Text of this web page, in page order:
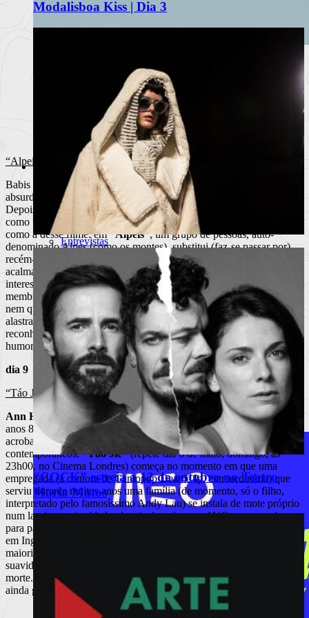
Modalisboa Kiss | Dia 3
Portugal Fashion 2016 – Lisboa
Sanjo e Regula apresentam edição
limitada do Riva Boat Shoe
A colaboração une a herança do calçado português à
linguagem visual do r
+
Notícias
Teatro
Dança
Exposições
Festivais
Entrevistas
“COCK” estreia a 12 de outubro no Teatro
Maria Matos
“Alpeis”, de Yorgos Lanthimos
Babis Makridis, realizador de “L”, tem muito a aprender sobre o
absurdo (e Cinema também) do seu compatriota
Depois de “Kynodontas”, que (em boa hora) estreou em Portugal
como “Canino”, Lanthimos lança-se a uma premissa tão mirabolante
como a desse filme: em“Alpeis”, um grupo de pessoas, auto-
denominado Alpes (como os montes), substitui (faz-se passar por)
recém-falecidos junto dos seus entes queridos, com o intuito de lhes
acalmar a dor, recebendo, claro está, pelo serviço. O realizador
interessa-se sobretudo pelos efeitos deste modo de vida num dos
membros do grupo, uma mulher que, às tantas, já não sabe quem é,
nem quem são os seus (um desfasamento da realidade que se
alastrará a outras personagens e ao espectador). Nesta altura, já se
reconhece um estilo Lanthimos: uma mistura bastante forte de
humor e violência (física e psicológica).
dia 9
“Táo Jie”, de Ann Hui
Ann Hui
fez parte da nova vaga do Cinema de Hong Kong nos
anos 80, mas, pegando nos últimos filmes, não se interessa pelas
acrobacias e chuvas de tiros que tornaram famosos os seus
contemporâneos.“Táo Jie”(repete dia 6 de maio, domingo, às
23h00, no Cinema Londres) começa no momento em que uma
empregada (a cantora de Cantopop Deanie Ip, extraordinária) que
serviu durante muitos anos uma família (de momento, só o filho,
interpretado pelo famosíssimo Andy Lau) se instala de mote próprio
num lar de terceira idade, depois de sofrer um AVC, preparando-se
para passar lá o resto da vida. Uma vida simples, como diz o título
em Inglês (e provavelmente o cantonense), uma vida comum à
maioria dos mortais. Com mão sábia, Ann Hui instila uma notável
suavidade e beleza nesta história triste sobre a doença, a velhice e a
morte. O Cinema de Hong Kong, em queda nos últimos tempos,
ainda guarda alguns tesouros.